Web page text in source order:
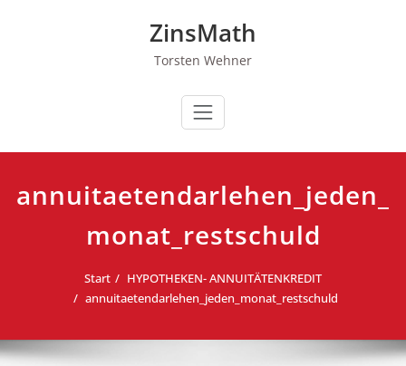
ZinsMath
Torsten Wehner
annuitaetendarlehen_jeden_
monat_restschuld
Start
HYPOTHEKEN- ANNUITÄTENKREDIT
annuitaetendarlehen_jeden_monat_restschuld